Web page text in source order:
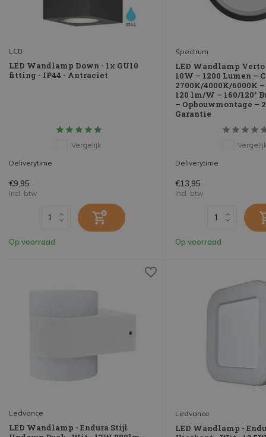
LCB
LED Wandlamp Down - 1x GU10
fitting - IP44 - Antraciet
Vergelijk
Deliverytime
€9,95
Incl. btw
Op voorraad
Spectrum
LED Wandlamp Verto
10W – 1200 Lumen –
2700K/4000K/6000K
120 lm/W – 160/120°
– Opbouwmontage –
Garantie
Deliverytime
€13,95
Incl. btw
Op voorraad
Ledvance
LED Wandlamp - Endura Stijl
Ledvance
LED Wandlamp -